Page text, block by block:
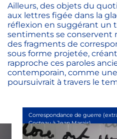
Ailleurs, des objets du
aux lettres figée dans la
réflexion en suggérant un
sentiments se conservent
des fragments de
sous forme projetée,
rapproche ces paroles
contemporain, comme
poursuivrait à travers le
Correspondance de guerre
Cocteau à Jean Marais)